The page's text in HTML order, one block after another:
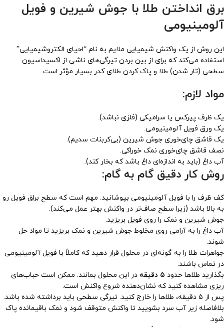
برق انداختن طلا با جوش شیرین و فویل
آلومینیومی
این روش از یک واکنش شیمیایی ملایم به نام “احیای الکتروشیمیایی”
استفاده می‌کند که برای از بین بردن تیرگی‌های ناشی از اکسیداسیون
سطحی (تار شدن) طلا و پاک کردن طلای کدر بسیار مؤثر است.
مواد لازم:
یک ظرف پیرکس یا سرامیکی (فلزی نباشد).
یک ورق فویل آلومینیومی.
یک قاشق چای‌خوری جوش شیرین (بی‌کربنات سدیم).
نصف قاشق چای‌خوری نمک خوراکی.
آب داغ (باید به اندازه‌ای داغ باشد که بخار کند).
روش کار دقیق گام به گام:
کف ظرف را با فویل آلومینیومی بپوشانید. مهم است که سطح براق فویل رو
به بالا باشد (زیرا سطح صاف‌تر در واکنش بهتر عمل می‌کند).
جوش شیرین و نمک را روی فویل بریزید.
آب داغ را به آرامی روی مخلوط جوش شیرین و نمک بریزید تا مواد حل
شوند.
جواهرات طلا را به گونه‌ای در محلول قرار دهید که کاملاً با فویل آلومینیومی
در تماس باشند.
بگذارید طلاها حدود ۵ دقیقه
در این محلول بمانند. ممکن است حباب‌های
ریزی مشاهده کنید که نشان‌دهنده شروع واکنش است.
پس از ۵ دقیقه، طلاها را خارج کنید. تیرگی سطحی باید برداشته شده باشد.
بلافاصله زیر آب سرد بشویید تا واکنش متوقف شود و نمک باقیمانده پاک
شود.